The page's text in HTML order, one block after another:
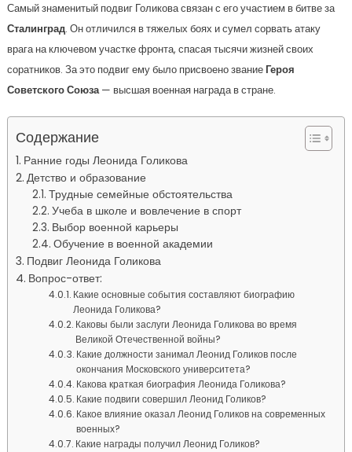
Самый знаменитый подвиг Голикова связан с его участием в битве за
Сталинград. Он отличился в тяжелых боях и сумел сорвать атаку
врага на ключевом участке фронта, спасая тысячи жизней своих
соратников. За это подвиг ему было присвоено званиеГероя
Советского Союза— высшая военная награда в стране.
Содержание
Ранние годы Леонида Голикова
Детство и образование
Трудные семейные обстоятельства
Учеба в школе и вовлечение в спорт
Выбор военной карьеры
Обучение в военной академии
Подвиг Леонида Голикова
Вопрос-ответ:
Какие основные события составляют биографию
Леонида Голикова?
Каковы были заслуги Леонида Голикова во время
Великой Отечественной войны?
Какие должности занимал Леонид Голиков после
окончания Московского университета?
Какова краткая биография Леонида Голикова?
Какие подвиги совершил Леонид Голиков?
Какое влияние оказал Леонид Голиков на современных
военных?
Какие награды получил Леонид Голиков?